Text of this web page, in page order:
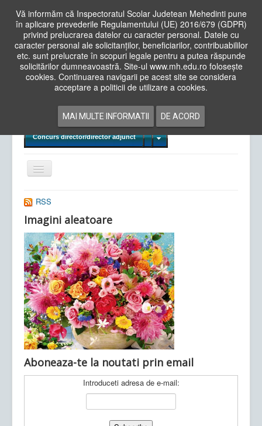
Vă informăm că Inspectoratul Scolar Judetean Mehedinti pune
în aplicare prevederile Regulamentului (UE) 2016/679 (GDPR)
privind prelucrarea datelor cu caracter personal. Datele cu
caracter personal ale solicitanților, beneficiarilor, contribuabililor
etc. sunt prelucrate în scopuri legale pentru a putea răspunde
solicitărilor dumneavoastră. Site-ul www.mh.edu.ro folosește
cookies. Continuarea navigarii pe acest site se considera
acceptare a politicii de utilizare a cookies.
MAI MULTE INFORMATII DE ACORD
Cauta
in
siteAcasa Cadre Didactice
Examene Naționale
Concurs director/director adjunct
Comută
navigarea
Ultimele articole: Vi, 04.11.2022 -Inspectoratul Școlar
Județean Mehedinți
RSS
Imagini aleatoare
Aboneaza-te la noutati prin email
Introduceti adresa de e-mail: